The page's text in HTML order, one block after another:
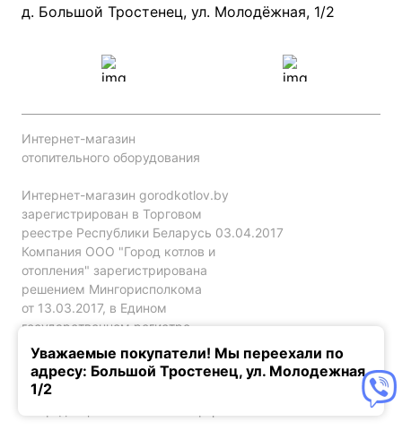
Проект систем отопления
д. Большой Тростенец, ул. Молодёжная, 1/2
Интернет-магазин
отопительного оборудования
Интернет-магазин gorodkotlov.by
зарегистрирован в Торговом
реестре Республики Беларусь 03.04.2017
Компания ООО "Город котлов и
отопления" зарегистрирована
решением Мингорисполкома
от 13.03.2017, в Едином
государственном регистре
юр. лиц и индивидуальных
предпринимателей за №192786120.
Уважаемые покупатели! Мы переехали по
адресу: Большой Тростенец, ул. Молодежная,
1/2